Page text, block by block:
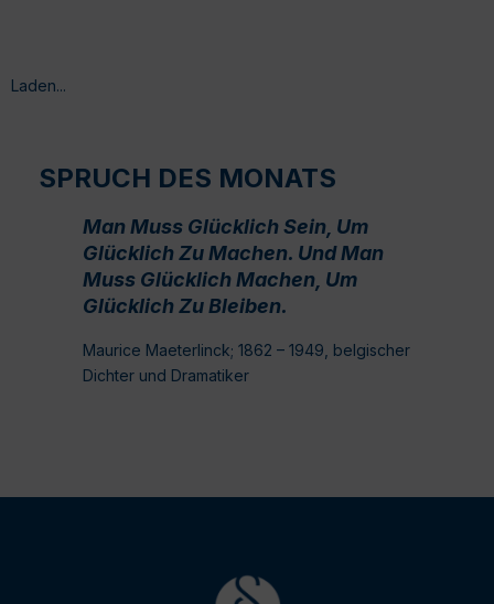
Laden...
SPRUCH DES MONATS
Man Muss Glücklich Sein, Um
Glücklich Zu Machen. Und Man
Muss Glücklich Machen, Um
Glücklich Zu Bleiben.
Maurice Maeterlinck; 1862 – 1949, belgischer
Dichter und Dramatiker